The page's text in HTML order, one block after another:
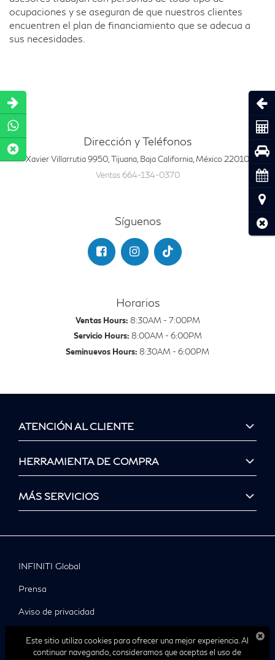
ocupaciones y se aseguran de que nuestros clientes
encuentren el plan de financiamiento que se adecua a
sus necesidades.
Horarios
Ventas Hours: 8:30AM - 7:00PM
Servicio Hours: 8:00AM - 6:00PM
Seminuevos Hours: 8:30AM - 6:00PM
Dirección y Teléfonos
Xavier Villarrutia 9950, Tijuana, Baja California, México 22010
Ventas664-134-0370
Síguenos
ATENCIÓN AL CLIENTE
HERRAMIENTA DE COMPRA
MÁS SERVICIOS
INFINITI Global
Prensa
Aviso de privacidad
Este sitio utiliza cookies para ofrecer una mejor experiencia. Al
continuar navegando, consideramos que aceptas el uso de